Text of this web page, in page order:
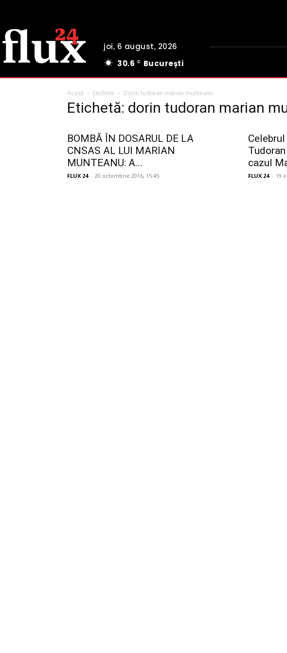
joi, 6 august, 2026
30.6 C București
Acasă Etichete Dorin tudoran marian munteanu
Etichetă: dorin tudoran marian
BOMBĂ ÎN DOSARUL DE LA
CNSAS AL LUI MARIAN
MUNTEANU: A...
FLUX 24 - 20 octombrie 2016, 15:45
cazul
FLUX 24 - 19